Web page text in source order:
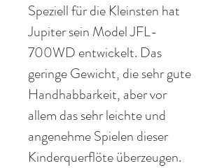
Speziell für die Kleinsten hat
Jupiter sein ModelJFL-
700WD entwickelt. Das
geringeGewicht, die sehr gute
Handhabbarkeit, abervor
allem das sehr leichte und
angenehmeSpielen dieser
Kinderquerflöteüberzeugen.